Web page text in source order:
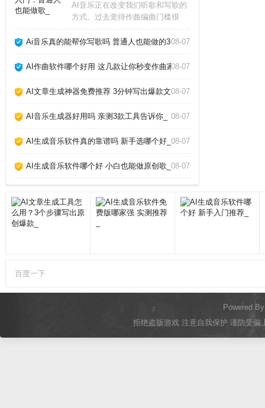
AI音乐正在改变我们听歌和写歌的
方式。过去觉得作曲编曲门槛很
不懂乐理也能快速生成完整的伴奏
让音乐创作变得人人可尝试。AI音
Ai音乐真的能帮你写歌吗 普通人也能做的3个神器_
08-07
AI作曲软件哪个好用 这几款让你秒变作曲家_08-07
AI文章生成神器免费推荐 3分钟写出爆款文章_
08-07
AI音乐生成器好用吗 亲测3款工具告诉你_ 08-07
AI生成音乐软件真的靠谱吗 新手选哪个好_ 08-07
AI生成音乐软件哪个好 小白也能做原创歌_ 08-07
百度一下
Powered
拒绝盗版游戏 注意自我保护 谨防受